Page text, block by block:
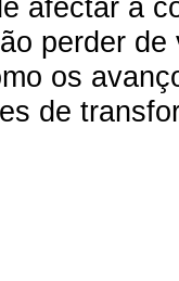
afectar a
perder
os
de